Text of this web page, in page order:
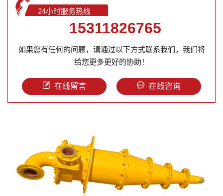
24小时服务热线
15311826765
如果您有任何的问题，请通过以下方式联系我们，我们将
给您更多更好的协助！
在线留言 在线咨询